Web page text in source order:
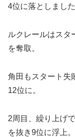
4位に落としました
ルクレールはスタ
を奪取。
角田もスタート失
12位に。
2周目、繰り上げ
を抜き9位に浮上。